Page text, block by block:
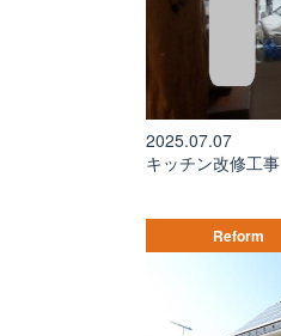
2025.07.07
キッチン改修工事
Reform